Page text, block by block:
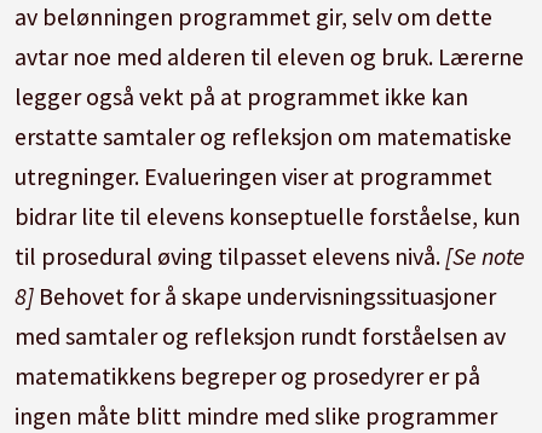
av belønningen programmet gir, selv om dette
avtar noe med alderen til eleven og bruk. Lærerne
legger også vekt på at programmet ikke kan
erstatte samtaler og refleksjon om matematiske
utregninger. Evalueringen viser at programmet
bidrar lite til elevens konseptuelle forståelse, kun
til prosedural øving tilpasset elevens nivå. [Se note
8] Behovet for å skape undervisningssituasjoner
med samtaler og refleksjon rundt forståelsen av
matematikkens begreper og prosedyrer er på
ingen måte blitt mindre med slike programmer